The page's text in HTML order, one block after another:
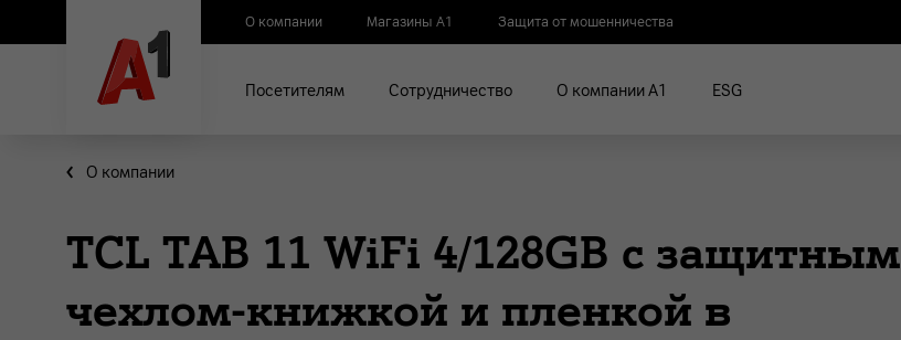
О компании Магазины А1 Защита от мошенничества
Посетителям Сотрудничество О компании А1 ESG
О компании
TCL TAB 11 WiFi 4/128GB с защитным
чехлом-книжкой и пленкой в